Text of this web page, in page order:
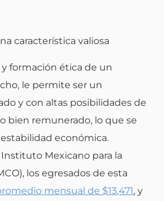
característica valiosa
formación ética de un
le permite ser un
y con altas posibilidades de
bien remunerado, lo que se
económica.
Mexicano para la
los egresados de esta
mensual de $13,471, y